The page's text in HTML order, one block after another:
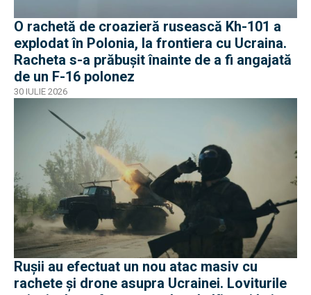
O rachetă de croazieră rusească Kh-101 a
explodat în Polonia, la frontiera cu Ucraina.
Racheta s-a prăbușit înainte de a fi angajată
de un F-16 polonez
30 IULIE 2026
Rușii au efectuat un nou atac masiv cu
rachete și drone asupra Ucrainei. Loviturile